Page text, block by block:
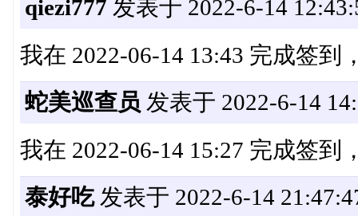
qiezi777 发表于 2022-6-14
我在 2022-06-14 13:43 完成签到
蛇美巡查员 发表于 2022-6-14
我在 2022-06-14 15:27 完成签到
泰好吃发表于 2022-6-14